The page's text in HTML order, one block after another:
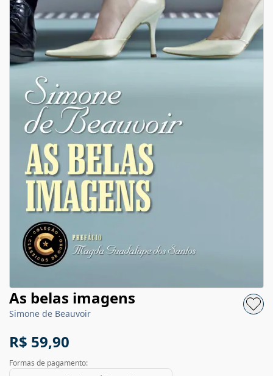
As belas imagens
Simone de Beauvoir
R$ 59,90
Formas de pagamento: